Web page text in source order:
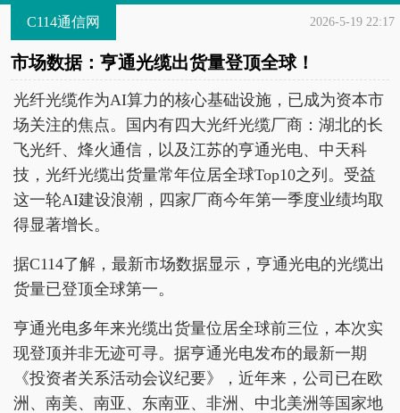
C114通信网 2026-5-19 22:17
市场数据：亨通光缆出货量登顶全球！
光纤光缆作为AI算力的核心基础设施，已成为资本市
场关注的焦点。国内有四大光纤光缆厂商：湖北的长
飞光纤、烽火通信，以及江苏的亨通光电、中天科
技，光纤光缆出货量常年位居全球Top10之列。受益
这一轮AI建设浪潮，四家厂商今年第一季度业绩均取
得显著增长。
据C114了解，最新市场数据显示，亨通光电的光缆出
货量已登顶全球第一。
亨通光电多年来光缆出货量位居全球前三位，本次实
现登顶并非无迹可寻。据亨通光电发布的最新一期
《投资者关系活动会议纪要》，近年来，公司已在欧
洲、南美、南亚、东南亚、非洲、中北美洲等国家地